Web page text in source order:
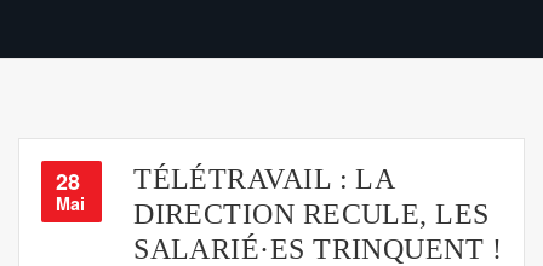
28
Mai
TÉLÉTRAVAIL : LA
DIRECTION RECULE, LES
SALARIÉ·ES TRINQUENT !